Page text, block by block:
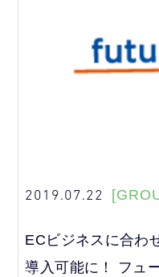
2019.07.22
ECビジネスに合わ
導入可能に！ フュ